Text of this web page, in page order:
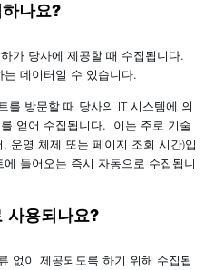
나요?
가 당사에 제공할 때 수집됩니다.
데이터일 수 있습니다.
를 방문할 때 당사의 IT 시스템에 의
얻어 수집됩니다. 이는 주로 기술
운영 체제 또는 페이지 조회 시간)입
들어오는 즉시 자동으로 수집됩니
사용되나요?
없이 제공되도록 하기 위해 수집됩